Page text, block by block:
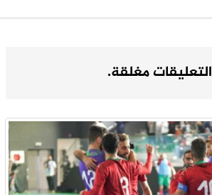
التعليقات مغلقة.